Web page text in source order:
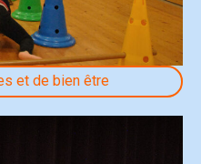
et de bien être